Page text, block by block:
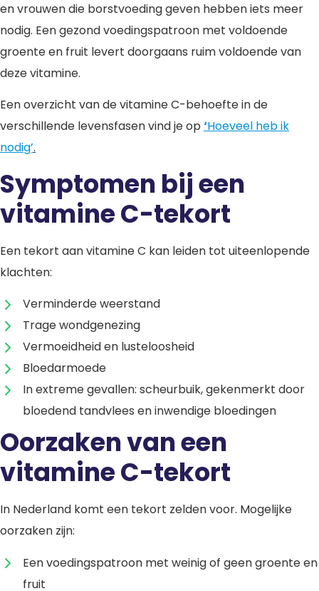
en vrouwen die borstvoeding geven hebben iets meer
nodig. Een gezond voedingspatroon met voldoende
groente en fruit levert doorgaans ruim voldoende van
deze vitamine.
Een overzicht van de vitamine C-behoefte in de
verschillende levensfasen vind je op ‘Hoeveel heb ik
nodig’.
Symptomen bij een
vitamine C-tekort
Een tekort aan vitamine C kan leiden tot uiteenlopende
klachten:
Verminderde weerstand
Trage wondgenezing
Vermoeidheid en lusteloosheid
Bloedarmoede
In extreme gevallen: scheurbuik, gekenmerkt door
bloedend tandvlees en inwendige bloedingen
Oorzaken van een
vitamine C-tekort
In Nederland komt een tekort zelden voor. Mogelijke
oorzaken zijn:
Een voedingspatroon met weinig of geen groente en
fruit